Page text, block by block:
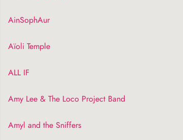
AinSophAur
Aïoli Temple
ALL IF
Amy Lee & The Loco Project Band
Amyl and the Sniffers